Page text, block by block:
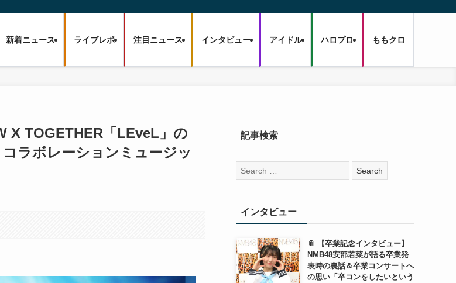
新着ニュース ライブレポ 注目ニュース インタビュー アイドル ハロプロ ももクロ
X TOGETHER「LEveL」の
ラボレーションミュージッ
記事検索
検
索:
インタビュー
📎 【卒業記念インタビュー】
NMB48安部若菜が語る卒業発
表時の裏話＆卒業コンサートへ
の思い「卒コンをしたいという